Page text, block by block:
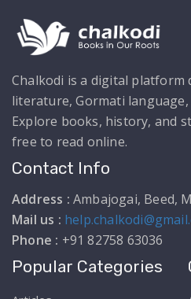
Chalkodi is a digital platform
literature, Gormati
Explore books, history, and
free to read online.
Contact Info
Address : Ambajogai, Beed,
Mail us :
Phone : +91 82758 63036
Popular Categories